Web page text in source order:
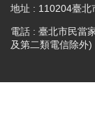
站
料
開
宣
地址 : 110204臺北
電話 : 臺北市民當
及第二類電信除外